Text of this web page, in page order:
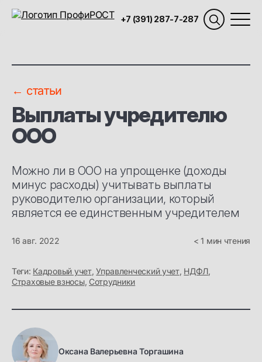
+7 (391) 287-7-287
← статьи
Выплаты учредителю
ООО
Можно ли в ООО на упрощенке (доходы
минус расходы) учитывать выплаты
руководителю организации, который
является ее единственным учредителем
16 авг. 2022 < 1 мин чтения
Теги: Кадровый учет,Управленческий учет, НДФЛ,
Страховые взносы, Сотрудники
Оксана Валерьевна Торгашина